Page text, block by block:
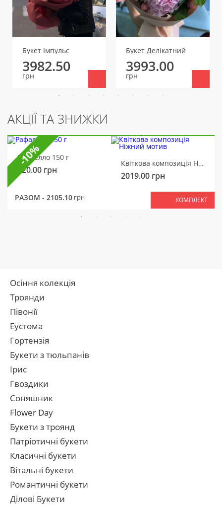
Букет Імпульс
3982.50
грн
Букет Делікатний
3993.00
грн
АКЦІЇ ТА ЗНИЖКИ
Рафаелло 150 г
320.00 грн
Квіткова композиція Ніжний мотив
2019.00 грн
РАЗОМ - 2105.10 грн КОМПЛЕКТ
-10%
Осіння колекція
Троянди
Півонії
Еустома
Гортензія
Букети з тюльпанів
Ірис
Гвоздики
Соняшник
Flower Day
Букети з троянд
Патріотичні букети
Класичні букети
Вітальні букети
Романтичні букети
Ділові Букети